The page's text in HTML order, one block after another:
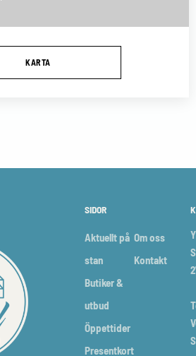
KARTA
SIDOR
Aktuellt på
stan
Butiker &
utbud
Öppettider
Presentkort
Om oss
Kontakt